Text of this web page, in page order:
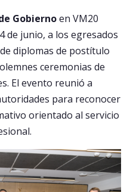
Gobiernoen VM20
de junio, a los egresados
diplomas de postítulo
ceremonias de
El evento reunió a
para reconocer
orientado al servicio